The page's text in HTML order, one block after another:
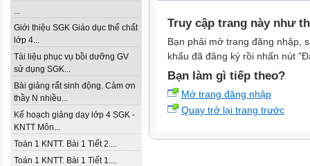
...
Giới thiệu SGK Giáo dục thể chất
lớp 4...
Tài liệu phục vụ bồi dưỡng GV
sử dụng SGK...
Bài giảng rất sinh động. Cảm ơn
thầy N nhiều...
Kế hoạch giảng dạy lớp 4 SGK -
KNTT Môn...
Toán 1 KNTT. Bài 1 Tiết 2....
Toán 1 KNTT. Bài 1 Tiết 1....
Truy cập trang này như
Bạn phải mở trang đăng nhập,
khẩu đã đăng ký rồi nhấn nút
Bạn làm gì tiếp theo?
Mở trang đăng nhập
Quay trở lại trang trước